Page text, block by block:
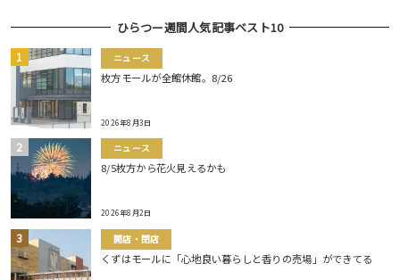
ひらつー週間人気記事ベスト10
ニュース
枚方モールが全館休館。8/26
2026年8月3日
ニュース
8/5枚方から花火見えるかも
2026年8月2日
開店・閉店
くずはモールに「心地良い暮らしと香りの売場」ができてる